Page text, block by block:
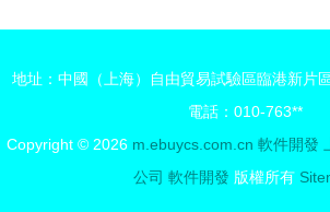
地址：中國（上海）自由貿易試驗區臨港新片
電話：010-763**
Copyright © 2026 m.ebuycs.com.cn 軟件開發
公司 軟件開發 版權所有